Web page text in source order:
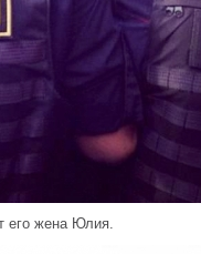
его жена Юлия.